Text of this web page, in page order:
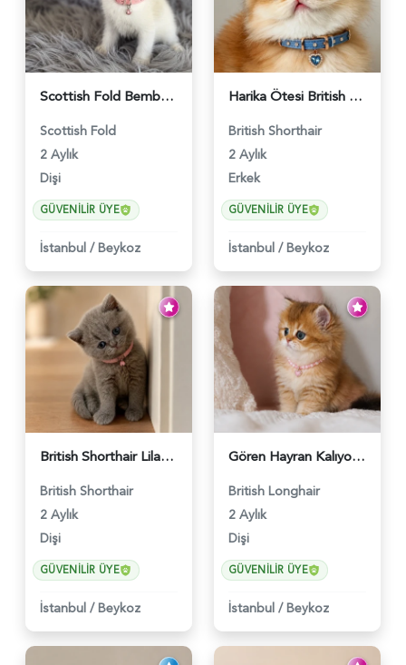
Scottish Fold Bembeyaz Pembe Burun Yavrumuz - 6120
Scottish Fold
2 Aylık
Dişi
GÜVENILIR ÜYE
İstanbul / Beykoz
Harika Ötesi British Longhair Golden Parlayan Yıldız - 6141
British Shorthair
2 Aylık
Erkek
GÜVENILIR ÜYE
İstanbul / Beykoz
British Shorthair Lilac Dişi Tatlı Kızımız - 5236
British Shorthair
2 Aylık
Dişi
GÜVENILIR ÜYE
İstanbul / Beykoz
Gören Hayran Kalıyor! British Longhair Golden Dişi - 6345
British Longhair
2 Aylık
Dişi
GÜVENILIR ÜYE
İstanbul / Beykoz